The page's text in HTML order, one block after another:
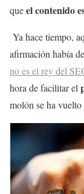
queel contenido
Ya hace tiempo,
afirmación había
no es el rey del
hora de facilitar el
molón se ha